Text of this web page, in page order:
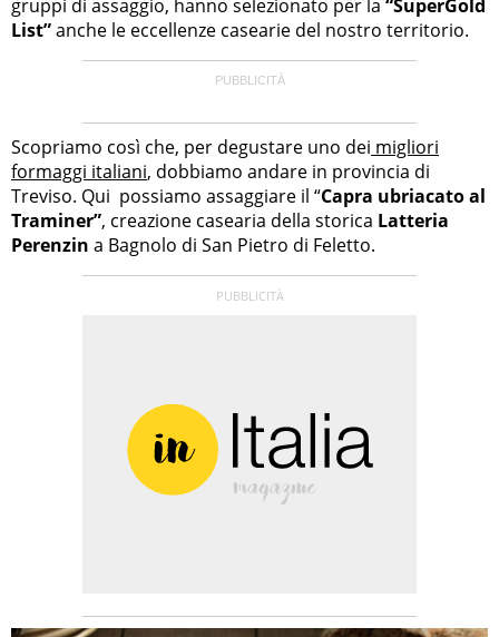
gruppi di assaggio, hanno selezionato per la “SuperGold
List”anche le eccellenze casearie del nostro territorio.
Scopriamo così che, per degustare uno dei migliori
formaggi italiani, dobbiamo andare in provincia di
Treviso. Qui possiamo assaggiare il “Capra ubriacato al
Traminer”, creazione casearia della storica Latteria
Perenzin a Bagnolo di San Pietro di Feletto.